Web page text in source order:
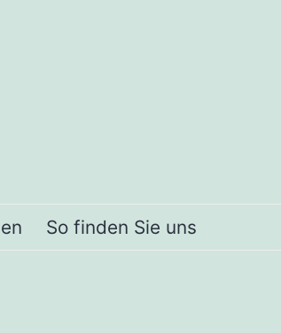
So finden Sie uns